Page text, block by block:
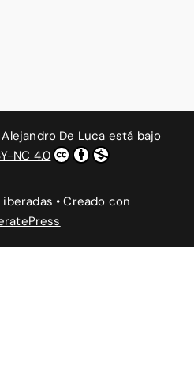
Alejandro De Luca está bajo
NC 4.0
• Creado con